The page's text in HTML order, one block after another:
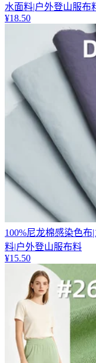
水面料|户外登山服布
¥18.50
100%尼龙棉感染色布
料|户外登山服布料
¥15.50